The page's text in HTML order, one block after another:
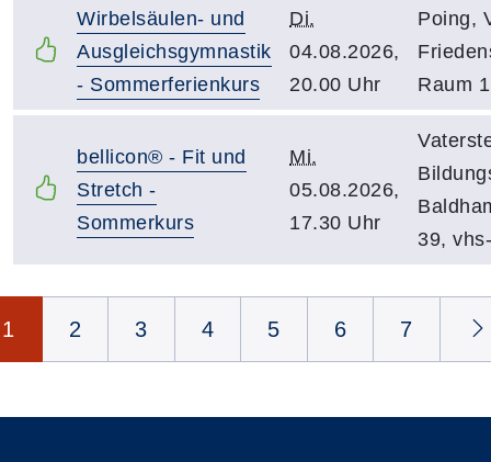
Wirbelsäulen- und
Ausgleichsgymnastik
- Sommerferienkurs
Di.
04.08.2026,
20.00 Uhr
Poing,
Raum 1
bellicon® - Fit und
Stretch -
Sommerkurs
Mi.
05.08.2026,
17.30 Uhr
39,
1 2 3 4 5 6 7